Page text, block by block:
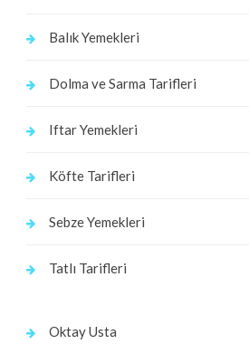
Balık Yemekleri
Dolma ve Sarma Tarifleri
Iftar Yemekleri
Köfte Tarifleri
Sebze Yemekleri
Tatlı Tarifleri
Oktay Usta